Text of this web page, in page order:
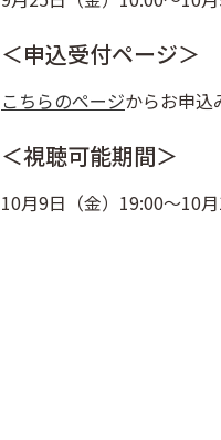
＜申込受付ページ＞
こちらのページからお申込
＜視聴可能期間＞
10月9日（金）19:00～10